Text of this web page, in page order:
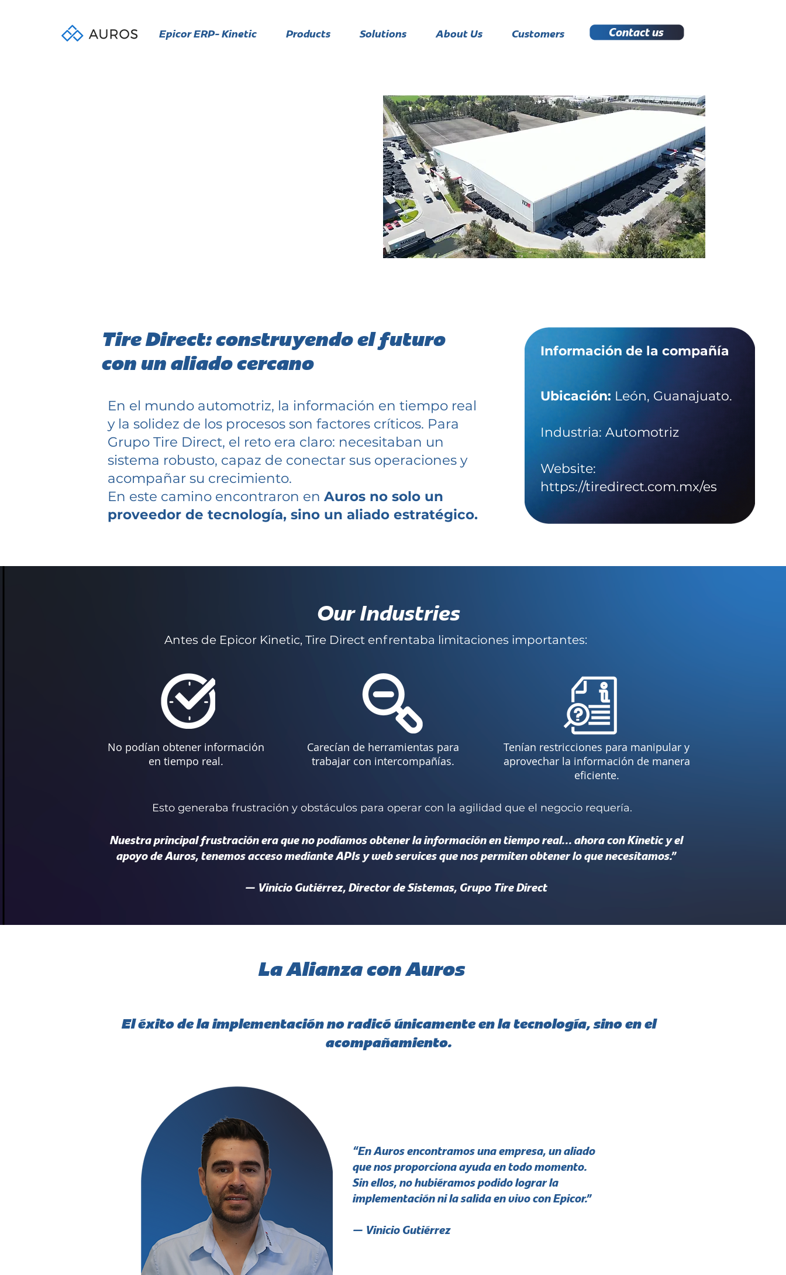
Epicor ERP- Kinetic Products Solutions About Us Customers Contact us
Tire Direct: construyendo el futuro
con un aliado cercano
En el mundo automotriz, la información en tiempo real
y la solidez de los procesos son factores críticos. Para
Grupo Tire Direct, el reto era claro: necesitaban un
sistema robusto, capaz de conectar sus operaciones y
acompañar su crecimiento.
En este camino encontraron en Auros no solo un
proveedor de tecnología, sino un aliado estratégico.
Ubicación: León, Guanajuato.
Industria: Automotriz
Website:
https://tiredirect.com.mx/es
Información de la compañía
Our Industries
Antes de Epicor Kinetic, Tire Direct enfrentaba limitaciones importantes:
Carecían de herramientas para
trabajar con intercompañías.
No podían obtener información
en tiempo real.
Tenían restricciones para manipular y
aprovechar la información de manera
eficiente.
Esto generaba frustración y obstáculos para operar con la agilidad que el negocio requería.
Nuestra principal frustración era que no podíamos obtener la información en tiempo real… ahora con Kinetic y el
apoyo de Auros, tenemos acceso mediante APIs y web services que nos permiten obtener lo que necesitamos.”
— Vinicio Gutiérrez, Director de Sistemas, Grupo Tire Direct
La Alianza con Auros
El éxito de la implementación no radicó únicamente en la tecnología, sino en el
acompañamiento.
“En Auros encontramos una empresa, un aliado
que nos proporciona ayuda en todo momento.
Sin ellos, no hubiéramos podido lograr la
implementación ni la salida en vivo con Epicor.”
— Vinicio Gutiérrez